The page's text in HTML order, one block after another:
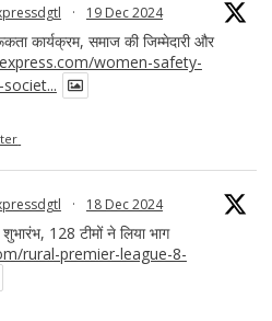
· 19 Dec 2024
कार्यक्रम, समाज की जिम्मेदारी और
women-safety-
· 18 Dec 2024
शुभारंभ, 128 टीमों ने लिया भाग
rural-premier-league-8-